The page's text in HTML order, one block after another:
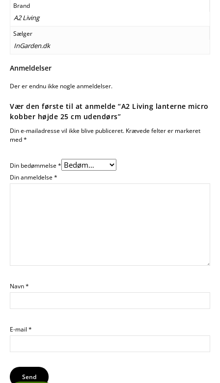
Brand
A2 Living
Sælger
InGarden.dk
Anmeldelser
Der er endnu ikke nogle anmeldelser.
Vær den første til at anmelde “A2 Living lanterne micro
kobber højde 25 cm udendørs”
Din e-mailadresse vil ikke blive publiceret. Krævede felter er markeret
med*
Din bedømmelse*
Din anmeldelse*
Navn*
E-mail *